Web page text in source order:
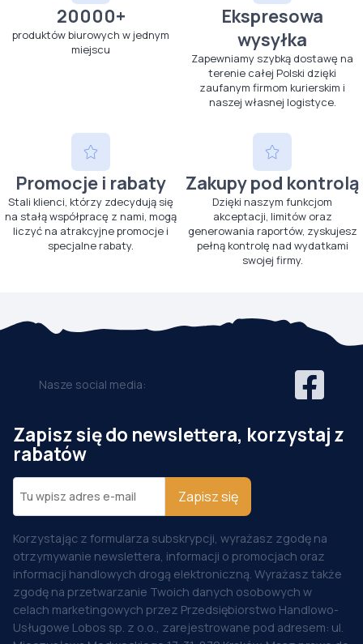
20000+
produktów biurowych w jednym
miejscu
Ekspresowa
wysyłka
Zapewniamy szybką dostawę na
terenie całej Polski dzięki
zaufanym firmom kurierskim i
naszej własnej logistyce.
Promocje i rabaty
Stali klienci, którzy zdecydują się
na stałą współpracę z nami, mogą
liczyć na atrakcyjne promocje i
specjalne rabaty.
Zakupy pod kontrolą
Dzięki naszym funkcjom
akceptacji, limitów oraz
generowania raportów, zyskujesz
pełną kontrolę nad wydatkami
swojej firmy.
Nasze social media:
Zapisz się do newslettera, korzystaj z
rabatów
Zapisz się
Korzystając z formularza subskrypcji, wyrażasz zgodę na
otrzymywanie newslettera, informacji o promocjach oraz
informacji handlowych drogą elektroniczną. Wyrażasz także
zgodę na przetwarzanie Twoich danych osobowych w
celach marketingowych przez Przedsiębiorstwo Handlowo-
Usługowe Lobos sp. z o.o., zarejestrowane pod adresem: ul.